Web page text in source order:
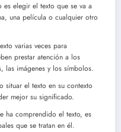
es elegir el texto que se va a
una película o cualquier otro
varias veces para
prestar atención a los
las imágenes y los símbolos.
situar el texto en su contexto
mejor su significado.
ha comprendido el texto, es
que se tratan en él.